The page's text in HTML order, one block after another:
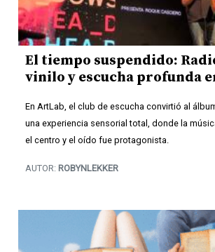
El tiempo suspendido:
vinilo y escucha profunda
En ArtLab, el club de escucha convirtió al
una experiencia sensorial total, donde la
el centro y el oído fue protagonista.
AUTOR: ROBYNLEKKER